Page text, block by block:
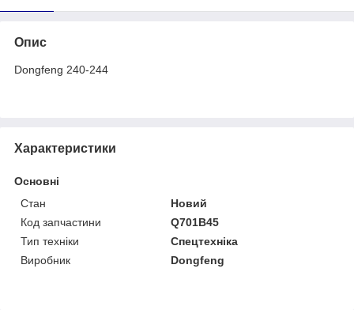
Опис
Dongfeng 240-244
Характеристики
Основні
Стан
Новий
Код запчастини
Q701B45
Тип техніки
Спецтехніка
Виробник
Dongfeng